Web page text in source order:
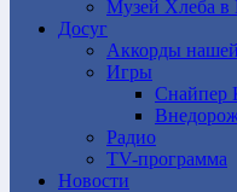
Музей Хлеба в
Досуг
Аккорды
Игры
Снайпер
Радио
TV-программа
Новости